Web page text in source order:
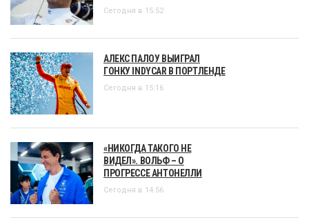
Сегодня в 15:52
АЛЕКС ПАЛОУ ВЫИГРАЛ
ГОНКУ INDYCAR В ПОРТЛЕНДЕ
Сегодня в 15:16
«НИКОГДА ТАКОГО НЕ
ВИДЕЛ». ВОЛЬФ – О
ПРОГРЕССЕ АНТОНЕЛЛИ
Сегодня в 14:56